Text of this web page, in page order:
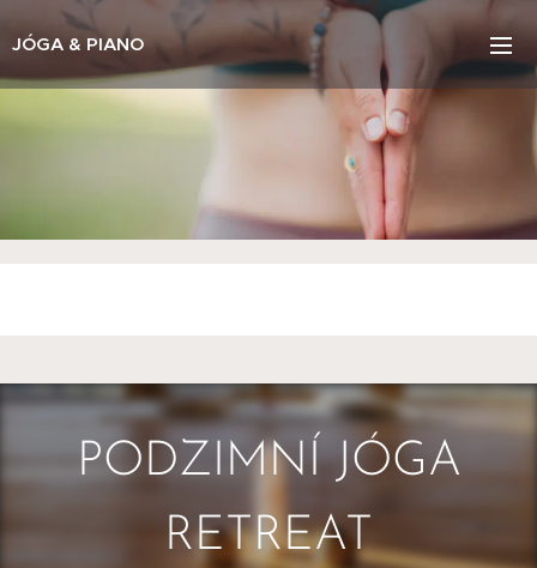
JÓGA & PIANO
PODZIMNÍ JÓGA
RETREAT